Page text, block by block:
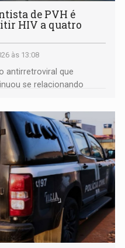
de PVH é
HIV a quatro
às 13:08
antirretroviral que
se relacionando